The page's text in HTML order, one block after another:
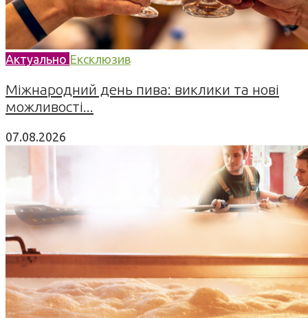
Актуально Ексклюзив
Міжнародний день пива: виклики та нові
можливості...
07.08.2026